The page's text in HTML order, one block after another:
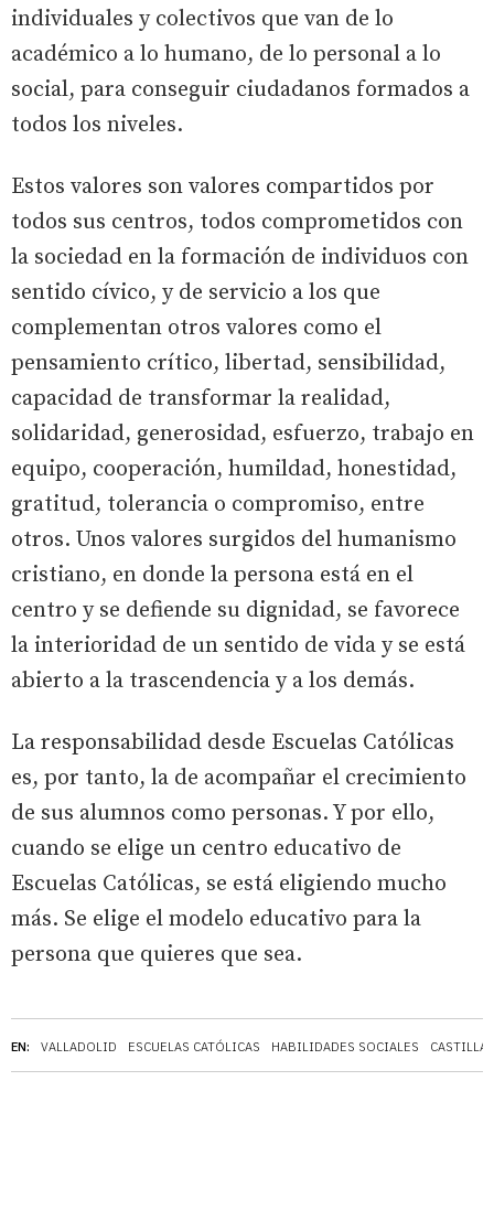
EN: VALLADOLID ESCUELAS CATÓLICAS HABILIDADES SOCIALES CASTILLA
individuales y colectivos que van de lo
académico a lo humano, de lo personal a lo
social, para conseguir ciudadanos formados a
todos los niveles.
Estos valores son valores compartidos por
todos sus centros, todos comprometidos con
la sociedad en la formación de individuos con
sentido cívico, y de servicio a los que
complementan otros valores como el
pensamiento crítico, libertad, sensibilidad,
capacidad de transformar la realidad,
solidaridad, generosidad, esfuerzo, trabajo en
equipo, cooperación, humildad, honestidad,
gratitud, tolerancia o compromiso, entre
otros. Unos valores surgidos del humanismo
cristiano, en donde la persona está en el
centro y se defiende su dignidad, se favorece
la interioridad de un sentido de vida y se está
abierto a la trascendencia y a los demás.
La responsabilidad desde Escuelas Católicas
es, por tanto, la de acompañar el crecimiento
de sus alumnos como personas. Y por ello,
cuando se elige un centro educativo de
Escuelas Católicas, se está eligiendo mucho
más. Se elige el modelo educativo para la
persona que quieres que sea.